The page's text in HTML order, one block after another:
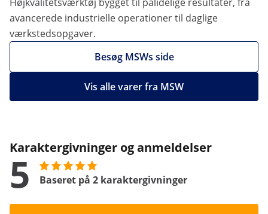
avancerede industrielle operationer til daglige
værkstedsopgaver.
Besøg MSWs side
Vis alle varer fra MSW
Karaktergivninger og anmeldelser
5 Baseret på 2 karaktergivninger